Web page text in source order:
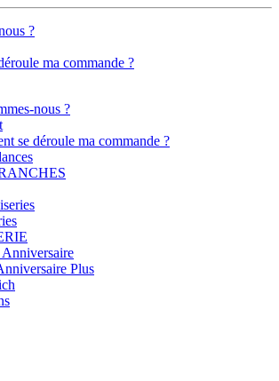
?
ma commande ?
nous ?
se déroule ma commande ?
Anniversaire
Plus